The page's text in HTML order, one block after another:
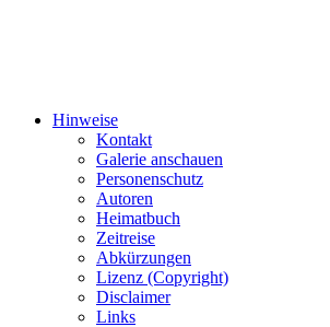
Hinweise
Kontakt
Galerie anschauen
Personenschutz
Autoren
Heimatbuch
Zeitreise
Abkürzungen
Lizenz (Copyright)
Disclaimer
Links